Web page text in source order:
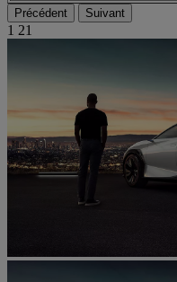
Précédent Suivant
1 21